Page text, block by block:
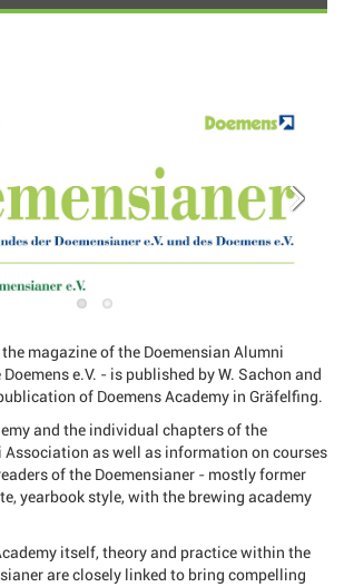
magazine of the Doemensian Alumni
e.V. - is published by W. Sachon and
of Doemens Academy in Gräfelfing.
and the individual chapters of the
Association as well as information on courses
of the Doemensianer - mostly former
yearbook style, with the brewing academy
itself, theory and practice within the
are closely linked to bring compelling